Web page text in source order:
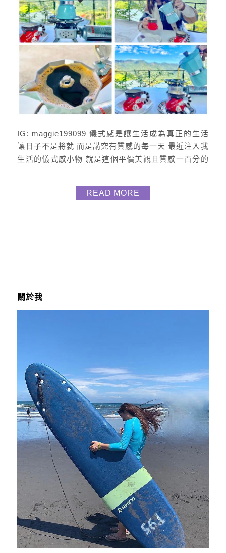
IG: maggie199099 儀式感是讓生活成為真正的生活
讓日子不是將就 而是講究有質感的每一天 最近注入我
生活的儀式感小物 就是這個平價美觀且質感一百分的
的是湖水藍 (共有四個顏色都超美) 每款搭的是配木紋
READ MORE
關於我